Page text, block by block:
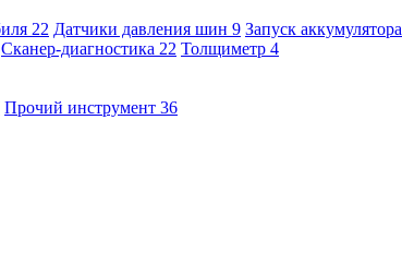
22 Датчики давления шин 9 Запуск аккумулятора
Сканер-диагностика 22 Толщиметр 4
Прочий инструмент 36